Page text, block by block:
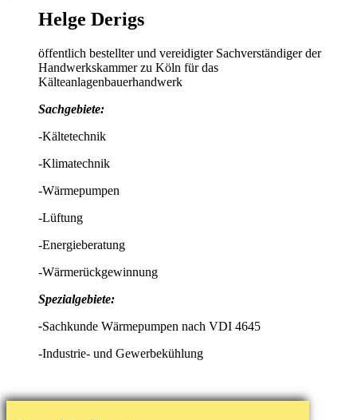
Helge Derigs
öffentlich bestellter und vereidigter Sachverständiger der
Handwerkskammer zu Köln für das
Kälteanlagenbauerhandwerk
Sachgebiete:
-Kältetechnik
-Klimatechnik
-Wärmepumpen
-Lüftung
-Energieberatung
-Wärmerückgewinnung
Spezialgebiete:
-Sachkunde Wärmepumpen nach VDI 4645
-Industrie- und Gewerbekühlung